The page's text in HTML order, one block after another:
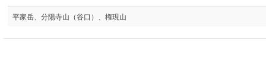
平家岳、分陽寺山（谷口）、権現山